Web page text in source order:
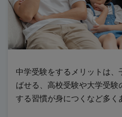
中学受験をするメリットは、
ばせる、高校受験や大学受験
する習慣が身につくなど多く